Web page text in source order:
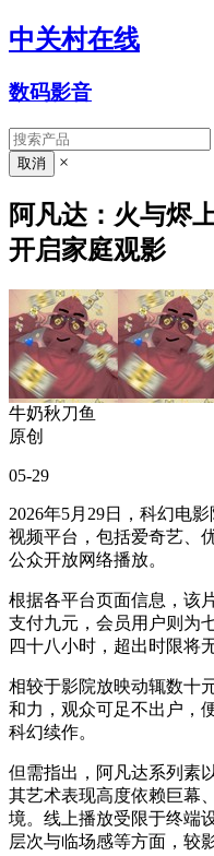
中关村在线
数码影音
×
阿凡达：火与烬
开启家庭观影
牛奶秋刀鱼
原创
05-29
2026年5月29日，科幻电
视频平台，包括爱奇艺、
公众开放网络播放。
根据各平台页面信息，该
支付九元，会员用户则为
四十八小时，超出时限将
相较于影院放映动辄数十
和力，观众可足不出户，
科幻续作。
但需指出，阿凡达系列素
其艺术表现高度依赖巨幕
境。线上播放受限于终端
层次与临场感等方面，较